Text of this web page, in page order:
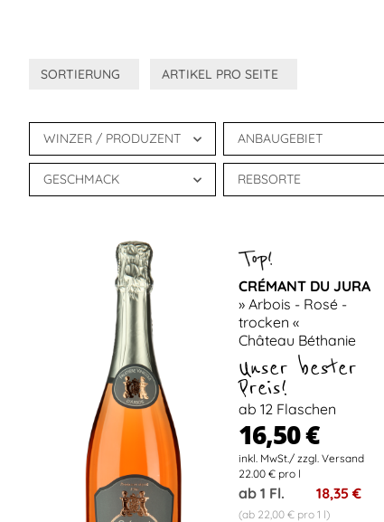
SORTIERUNG ARTIKEL PRO SEITE
WINZER / PRODUZENT ANBAUGEBIET
GESCHMACK REBSORTE
CRÉMANT DU JURA
» Arbois - Rosé -
trocken «
Château Béthanie
Unser bester
Preis!
ab 12 Flaschen
16,50 €
22.00 € pro l
ab 1 Fl. 18,35 €
(ab 22,00 € pro 1 l)